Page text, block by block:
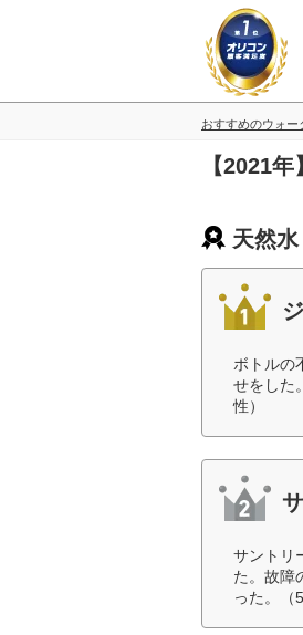
おすすめのウォー
【2021
天然
ボトルの
せをした
性）
サントリ
た。故障
った。（